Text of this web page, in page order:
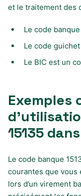
et le traitement des
Le code
Le code
Le BIC est un
Exemples
15135
Le code banque
courantes que vous
lors d’un virement